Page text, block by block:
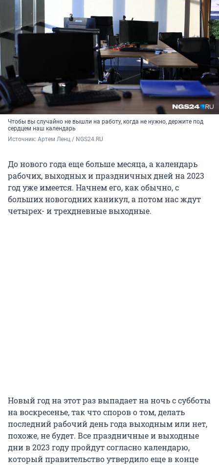
Чтобы вы случайно не вышли на работу, когда не нужно, держите под
сердцем наш календарь
Источник: Артем Ленц / NGS24.RU
До нового года еще больше месяца, а календарь
рабочих, выходных и праздничных дней на 2023
год уже имеется. Начнем его, как обычно, с
больших новогодних каникул, а потом нас ждут
четырех- и трехдневные выходные.
Новый год на этот раз выпадает на ночь с субботы
на воскресенье, так что споров о том, делать
последний рабочий день года выходным или нет,
похоже, не будет. Все праздничные и выходные
дни в 2023 году пройдут согласно календарю,
который правительство утвердило еще в конце